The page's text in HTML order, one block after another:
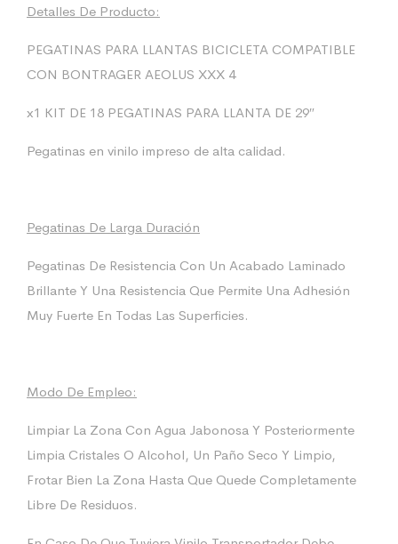
Detalles De Producto:
PEGATINAS PARA LLANTAS BICICLETA COMPATIBLE
CON BONTRAGER AEOLUS XXX 4
x1 KIT DE 18 PEGATINAS PARA LLANTA DE 29″
Pegatinas en vinilo impreso de alta calidad.
Pegatinas De Larga Duración
Pegatinas De Resistencia Con Un Acabado Laminado
Brillante Y Una Resistencia Que Permite Una Adhesión
Muy Fuerte En Todas Las Superficies.
Modo De Empleo:
Limpiar La Zona Con Agua Jabonosa Y Posteriormente
Limpia Cristales O Alcohol, Un Paño Seco Y Limpio,
Frotar Bien La Zona Hasta Que Quede Completamente
Libre De Residuos.